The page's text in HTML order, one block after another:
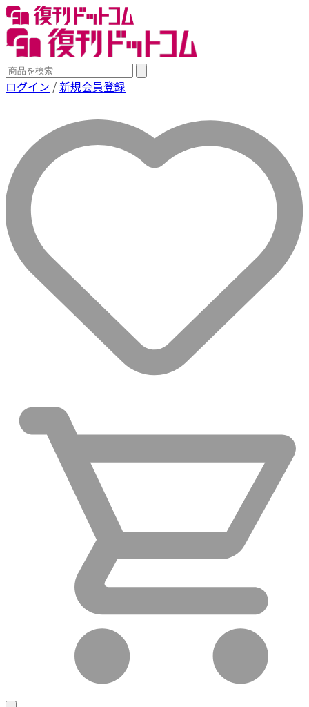
ログイン /新規会員登録